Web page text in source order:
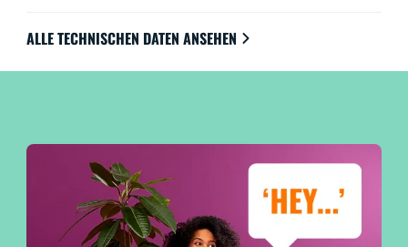
ALLE TECHNISCHEN DATEN ANSEHEN